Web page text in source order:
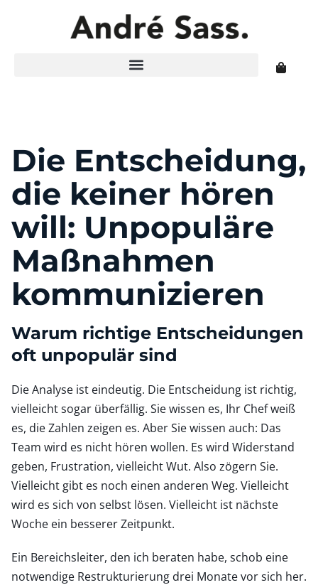
Die Entscheidung,
die keiner hören
will: Unpopuläre
Maßnahmen
kommunizieren
Warum richtige Entscheidungen
oft unpopulär sind
Die Analyse ist eindeutig. Die Entscheidung ist richtig,
vielleicht sogar überfällig. Sie wissen es, Ihr Chef weiß
es, die Zahlen zeigen es. Aber Sie wissen auch: Das
Team wird es nicht hören wollen. Es wird Widerstand
geben, Frustration, vielleicht Wut. Also zögern Sie.
Vielleicht gibt es noch einen anderen Weg. Vielleicht
wird es sich von selbst lösen. Vielleicht ist nächste
Woche ein besserer Zeitpunkt.
Ein Bereichsleiter, den ich beraten habe, schob eine
notwendige Restrukturierung drei Monate vor sich her.